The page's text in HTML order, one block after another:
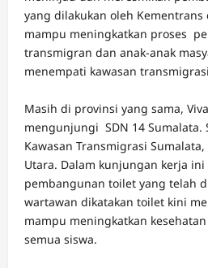
yang dilakukan oleh Kementrans
mampu meningkatkan proses
transmigran dan anak-anak
menempati kawasan
Masih di provinsi yang sama,
mengunjungi SDN 14 Sumalata.
Kawasan Transmigrasi
Utara. Dalam kunjungan kerja
pembangunan toilet yang telah
wartawan dikatakan toilet kini
mampu meningkatkan
semua siswa.